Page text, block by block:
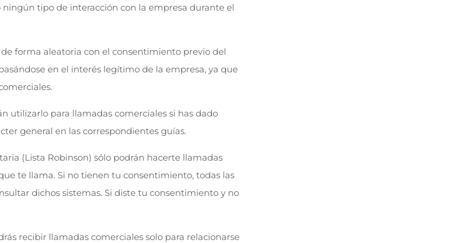
tipo de interacción con la empresa durante el
forma aleatoria con el consentimiento previo del
en el interés legítimo de la empresa, ya que
utilizarlo para llamadas comerciales si has dado
general en las correspondientes guías.
(Lista Robinson) sólo podrán hacerte llamadas
te llama. Si no tienen tu consentimiento, todas las
dichos sistemas. Si diste tu consentimiento y no
recibir llamadas comerciales solo para relacionarse